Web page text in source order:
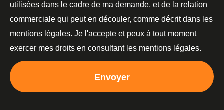
utilisées dans le cadre de ma demande, et de la relation
commerciale qui peut en découler, comme décrit dans les
mentions légales. Je l'accepte et peux à tout moment
exercer mes droits en consultant les mentions légales.
Envoyer